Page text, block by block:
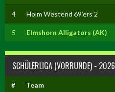
4 Holm Westend 69'ers 2
5 Elmshorn Alligators (AK)
SCHÜLERLIGA (VORRUNDE) - 2026
# Team